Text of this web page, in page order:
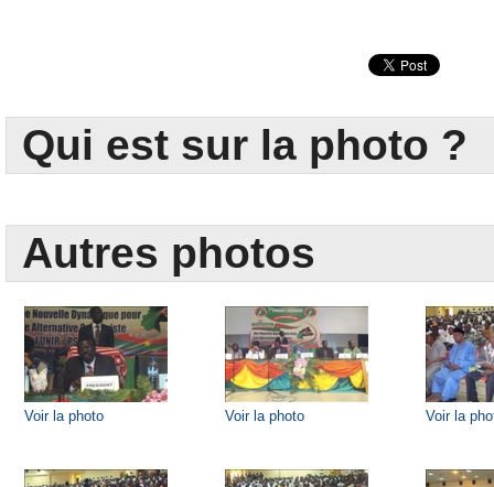
Qui est sur la photo ?
Autres photos
Voir la photo Voir la photo Voir la